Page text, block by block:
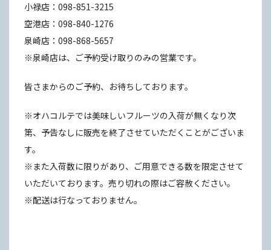
小禄店：098-851-3215
空港店：098-840-1276
泉崎店：098-868-5657
※泉崎店は、ご予約受け取りのみの営業です。
皆さまからのご予約、お待ちしております。
※オハコルテでは美味しいフルーツの入荷が無くなり次
第、予告なしに販売を終了させていただくことがございま
す。
※また入荷数に限りがあり、ご用意できる数を限定させて
いただいております。売り切れの際はご容赦ください。
※配送は行なっておりません。